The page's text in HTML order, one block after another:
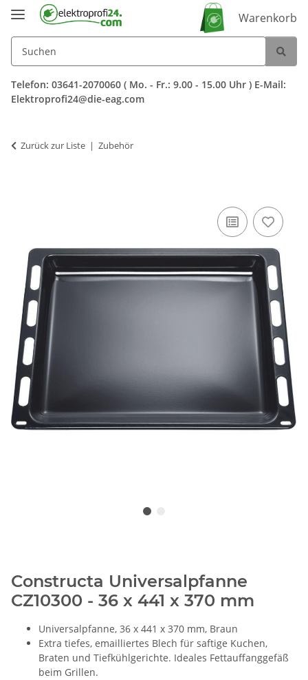
Warenkorb
Telefon: 03641-2070060 ( Mo. - Fr.: 9.00 - 15.00 Uhr ) E-Mail:
Elektroprofi24@die-eag.com
Zurück zur Liste Zubehör
Constructa Universalpfanne
CZ10300 - 36 x 441 x 370 mm
Universalpfanne, 36 x 441 x 370 mm, Braun
Extra tiefes, emailliertes Blech für saftige Kuchen,
Braten und Tiefkühlgerichte. Ideales Fettauffanggefäß
beim Grillen.